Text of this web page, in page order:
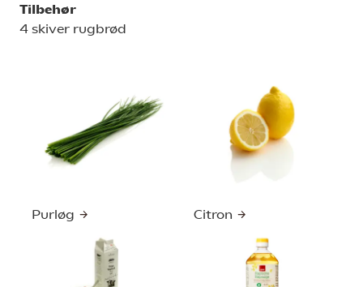
Tilbehør
4 skiver rugbrød
Purløg Citron